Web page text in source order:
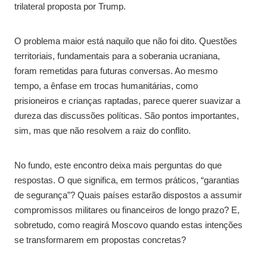
trilateral proposta por Trump.
O problema maior está naquilo que não foi dito. Questões
territoriais, fundamentais para a soberania ucraniana,
foram remetidas para futuras conversas. Ao mesmo
tempo, a ênfase em trocas humanitárias, como
prisioneiros e crianças raptadas, parece querer suavizar a
dureza das discussões políticas. São pontos importantes,
sim, mas que não resolvem a raiz do conflito.
No fundo, este encontro deixa mais perguntas do que
respostas. O que significa, em termos práticos, “garantias
de segurança”? Quais países estarão dispostos a assumir
compromissos militares ou financeiros de longo prazo? E,
sobretudo, como reagirá Moscovo quando estas intenções
se transformarem em propostas concretas?